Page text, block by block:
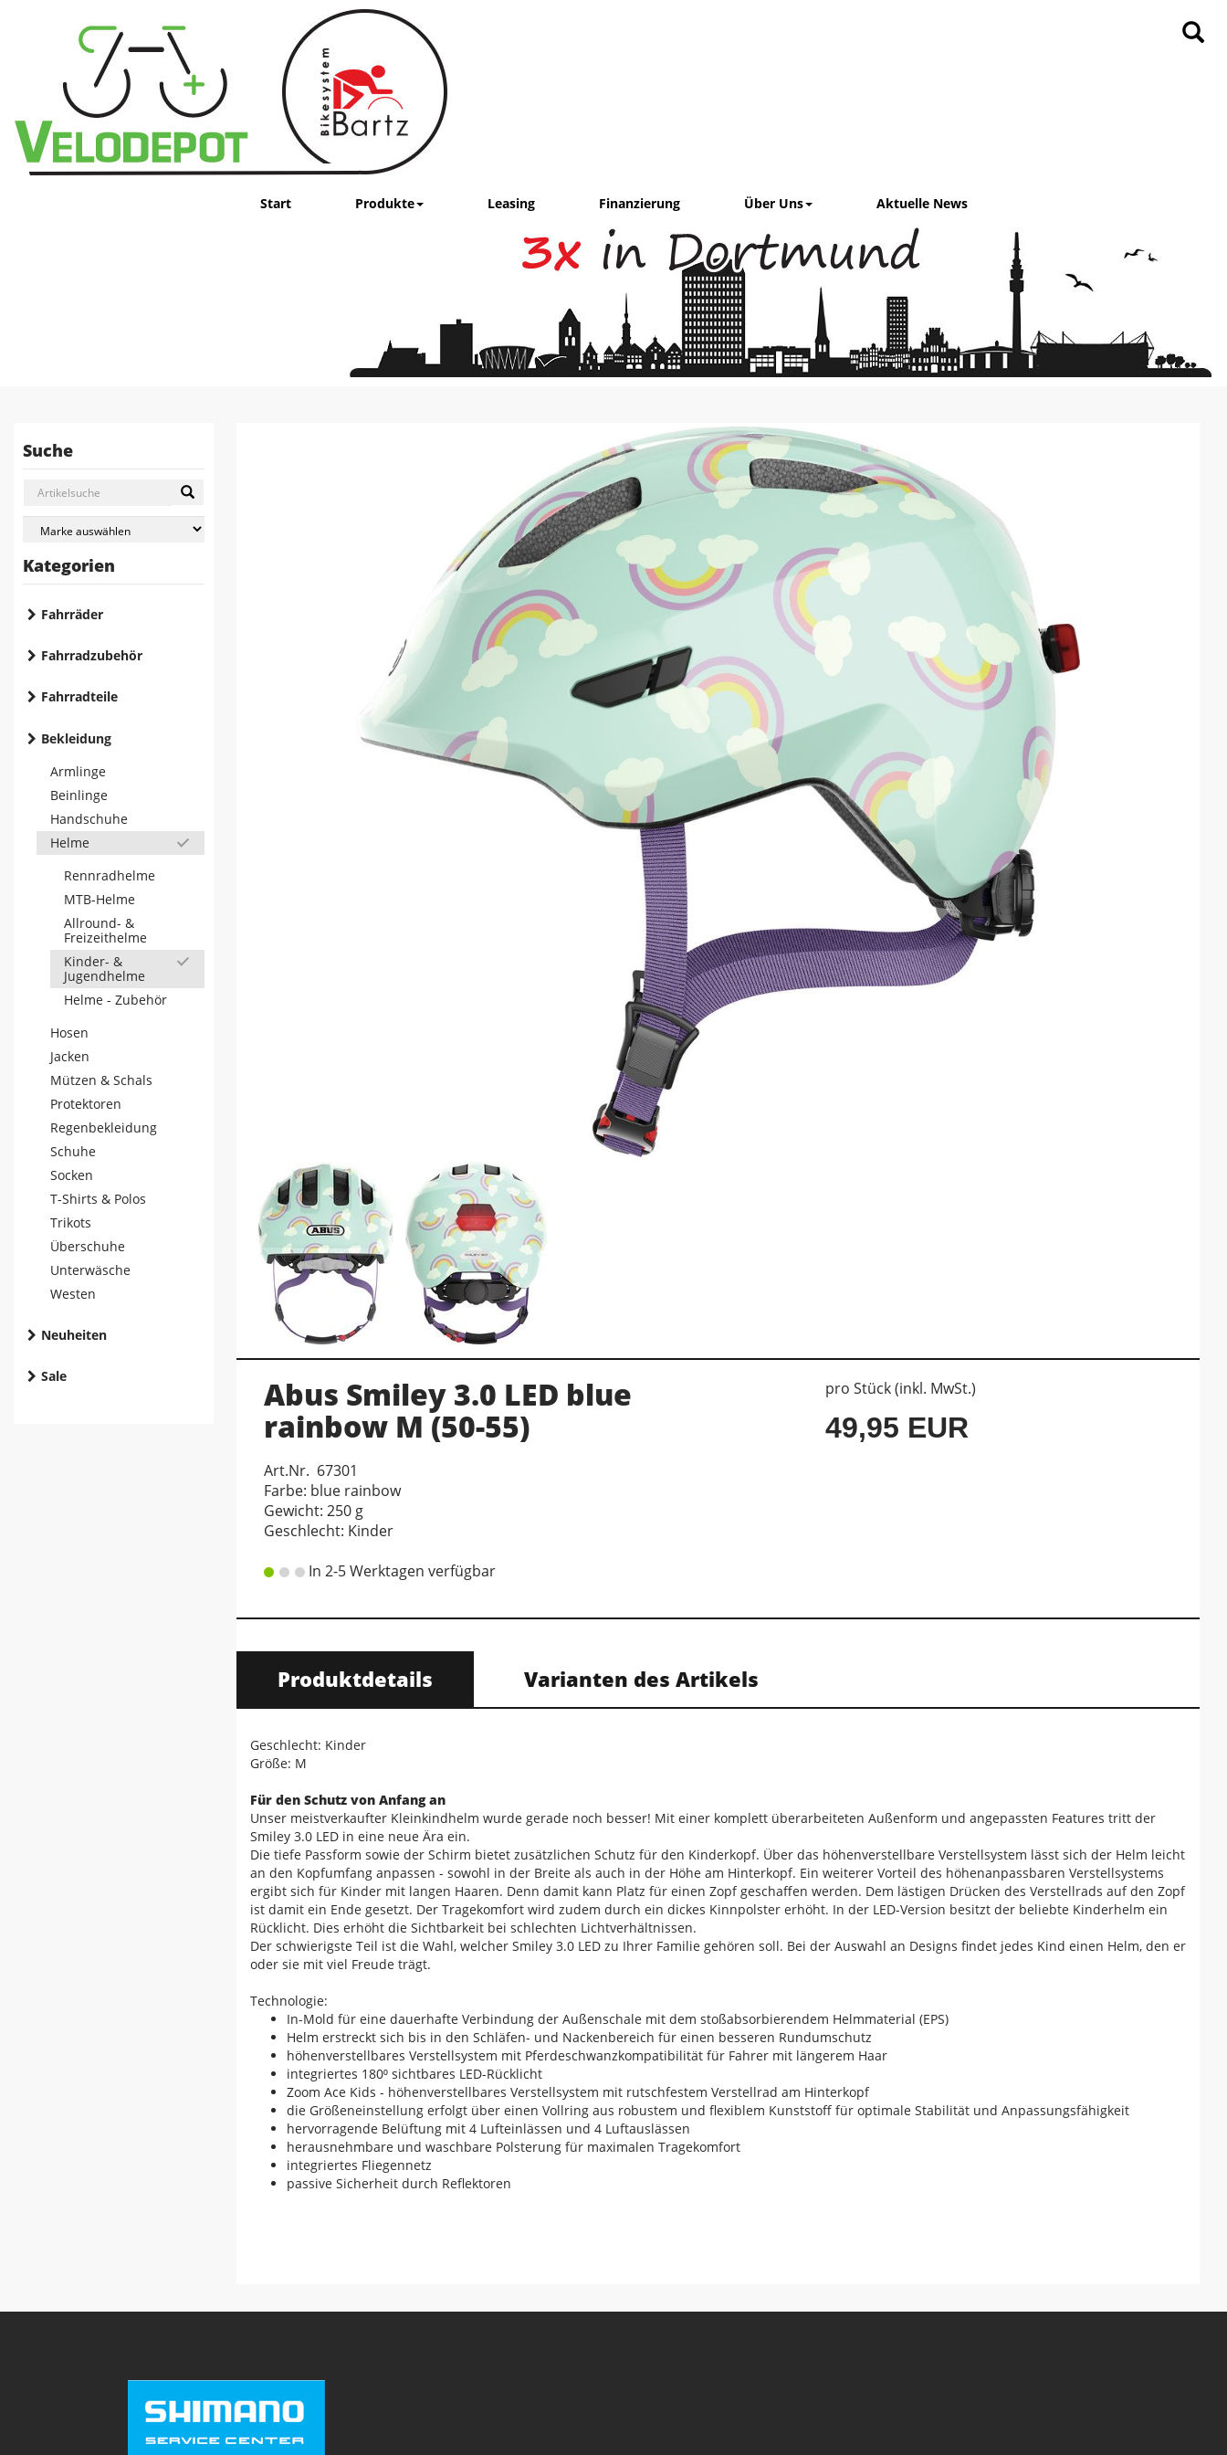
Start Produkte Leasing Finanzierung Über Uns Aktuelle News
Suche
Kategorien
Fahrräder
Fahrradzubehör
Fahrradteile
Bekleidung
Armlinge
Beinlinge
Handschuhe
Helme
Rennradhelme
MTB-Helme
Allround- &
Freizeithelme
Kinder- &
Jugendhelme
Helme - Zubehör
Hosen
Jacken
Mützen & Schals
Protektoren
Regenbekleidung
Schuhe
Socken
T-Shirts & Polos
Trikots
Überschuhe
Unterwäsche
Westen
Neuheiten
Sale
Abus Smiley 3.0 LED blue
rainbow M (50-55)
Art.Nr. 67301
Farbe: blue rainbow
Gewicht: 250 g
Geschlecht: Kinder
In 2-5 Werktagen verfügbar
pro Stück (inkl. MwSt.)
49,95 EUR
Produktdetails Varianten des Artikels
Geschlecht: Kinder
Größe: M
Für den Schutz von Anfang an
Unser meistverkaufter Kleinkindhelm wurde gerade noch besser! Mit einer komplett überarbeiteten Außenform und angepassten Features tritt der
Smiley 3.0 LED in eine neue Ära ein.
Die tiefe Passform sowie der Schirm bietet zusätzlichen Schutz für den Kinderkopf. Über das höhenverstellbare Verstellsystem lässt sich der Helm leicht
an den Kopfumfang anpassen - sowohl in der Breite als auch in der Höhe am Hinterkopf. Ein weiterer Vorteil des höhenanpassbaren Verstellsystems
ergibt sich für Kinder mit langen Haaren. Denn damit kann Platz für einen Zopf geschaffen werden. Dem lästigen Drücken des Verstellrads auf den Zopf
ist damit ein Ende gesetzt. Der Tragekomfort wird zudem durch ein dickes Kinnpolster erhöht. In der LED-Version besitzt der beliebte Kinderhelm ein
Rücklicht. Dies erhöht die Sichtbarkeit bei schlechten Lichtverhältnissen.
Der schwierigste Teil ist die Wahl, welcher Smiley 3.0 LED zu Ihrer Familie gehören soll. Bei der Auswahl an Designs findet jedes Kind einen Helm, den er
oder sie mit viel Freude trägt.
Technologie:
In-Mold für eine dauerhafte Verbindung der Außenschale mit dem stoßabsorbierendem Helmmaterial (EPS)
Helm erstreckt sich bis in den Schläfen- und Nackenbereich für einen besseren Rundumschutz
höhenverstellbares Verstellsystem mit Pferdeschwanzkompatibilität für Fahrer mit längerem Haar
integriertes 180⁰ sichtbares LED-Rücklicht
Zoom Ace Kids - höhenverstellbares Verstellsystem mit rutschfestem Verstellrad am Hinterkopf
die Größeneinstellung erfolgt über einen Vollring aus robustem und flexiblem Kunststoff für optimale Stabilität und Anpassungsfähigkeit
hervorragende Belüftung mit 4 Lufteinlässen und 4 Luftauslässen
herausnehmbare und waschbare Polsterung für maximalen Tragekomfort
integriertes Fliegennetz
passive Sicherheit durch Reflektoren